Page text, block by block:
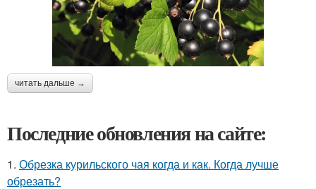
читать дальше →
Последние обновления на сайте:
1. Обрезка курильского чая когда и как. Когда лучше
обрезать?